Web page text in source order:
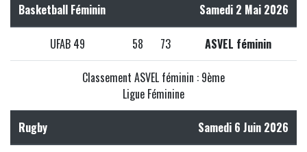
Basketball Féminin Samedi 2 Mai 2026
UFAB 49 58 73 ASVEL féminin
Classement ASVEL féminin : 9ème
Ligue Féminine
Rugby Samedi 6 Juin 2026